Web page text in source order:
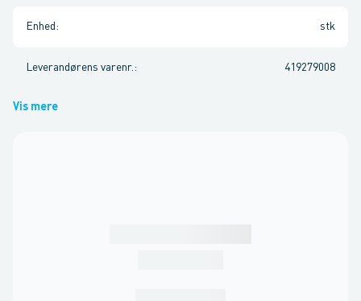
Enhed : stk
Leverandørens varenr. : 419279008
Vis mere